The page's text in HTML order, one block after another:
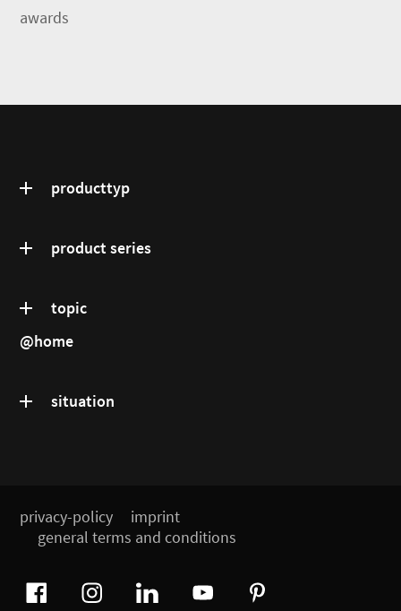
awards
producttyp
product series
topic
@home
situation
privacy-policy
imprint
general terms and conditions